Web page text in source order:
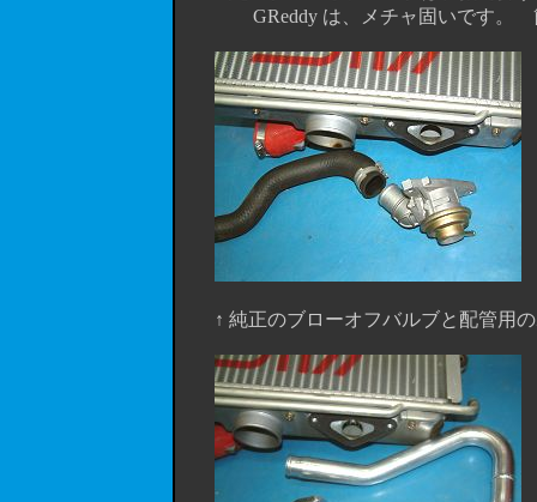
GReddy は、メチャ固いです。 簡
↑ 純正のブローオフバルブと配管用の